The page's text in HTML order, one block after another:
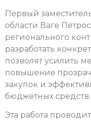
Первый
области Ваге
регионального
разработать
позволят усилить
повышение
закупок и
бюджетных средств.
Эта работа